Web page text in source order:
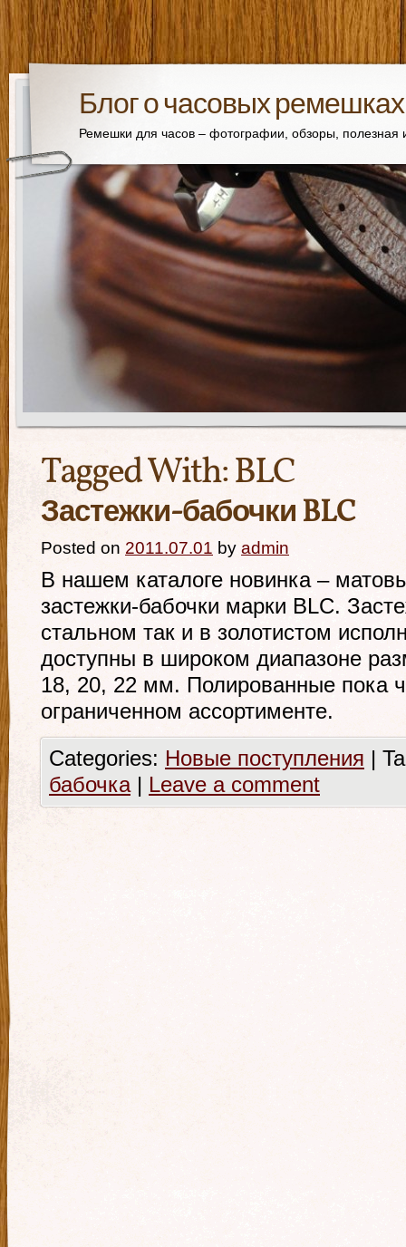
Блог о часовых ремешках
Ремешки для часов – фотографии, обзоры,
Tagged With:BLC
Застежки-бабочки BLC
Posted on 2011.07.01 by admin
В нашем каталоге новинка –
застежки-бабочки марки BLC.
стальном так и в золотистом
доступны в широком диапазоне
18, 20, 22 мм. Полированные пока
ограниченном ассортименте.
Categories: Новые поступления |
бабочка | Leave a comment